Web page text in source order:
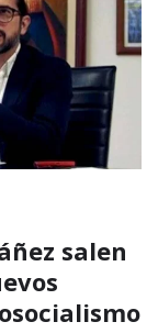
salen